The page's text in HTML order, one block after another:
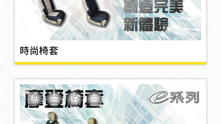
時尚椅套
牌照框 2
開壓劑/錶
煞車燈/車頭燈/LED燈 9